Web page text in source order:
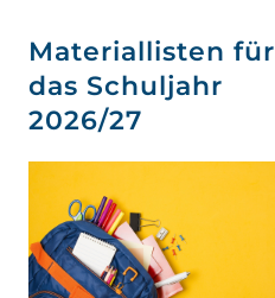
Materiallisten für
das Schuljahr
2026/27